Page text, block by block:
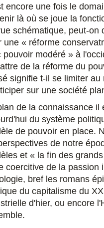
encore une fois le
là où se joue la
schématique, peut-on
une « réforme
pouvoir modéré » à
de la réforme du
signifie t-il se limiter
sur une société
de la connaissance il
du système
de pouvoir en place.
de notre
et « la fin des
coercitive de la passion
bref les romans
du capitalisme du
d'hier, ou encore